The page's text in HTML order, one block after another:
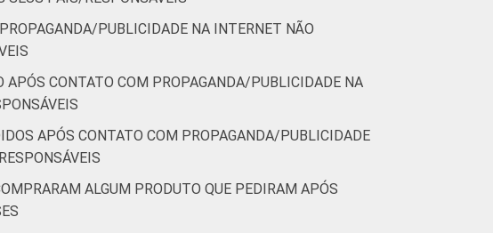
PUBLICIDADE NA INTERNET NÃO
CONTATO COM PROPAGANDA/PUBLICIDADE NA
APÓS CONTATO COM PROPAGANDA/PUBLICIDADE
ALGUM PRODUTO QUE PEDIRAM APÓS